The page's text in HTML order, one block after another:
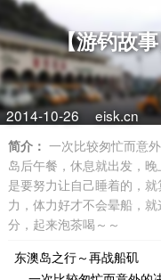
【游钓故
2014-10-26 eisk.cn
简介： 一次比较匆忙而意
岛后午餐，休息就出发，
是要努力让自己睡着的，
力，体力好才不会晕船，
分，起来泡茶喝～～
东澳岛之行～再战船矶